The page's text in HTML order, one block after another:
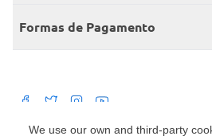
We use our own and third-party
Consumidor.gov
Produtos Carrefour
Políticas de entregas
Políticas de trocas e devoluções
Formas de Pagamento